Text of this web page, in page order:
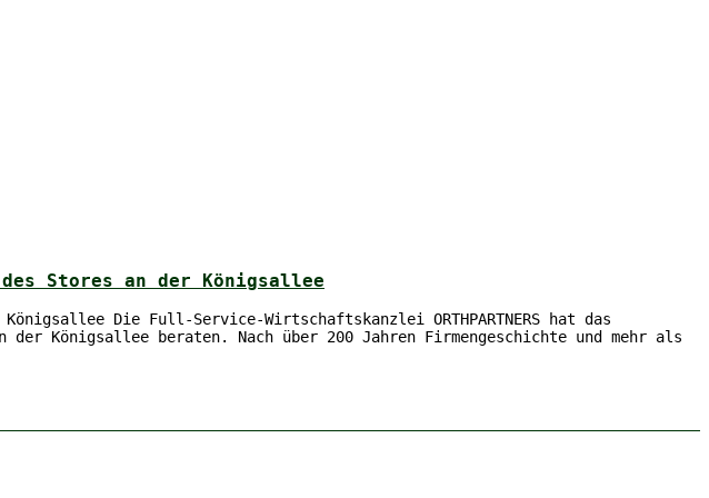
des Stores an der Königsallee
Die Full-Service-Wirtschaftskanzlei ORTHPARTNERS hat das
der Königsallee beraten. Nach über 200 Jahren Firmengeschichte und mehr als